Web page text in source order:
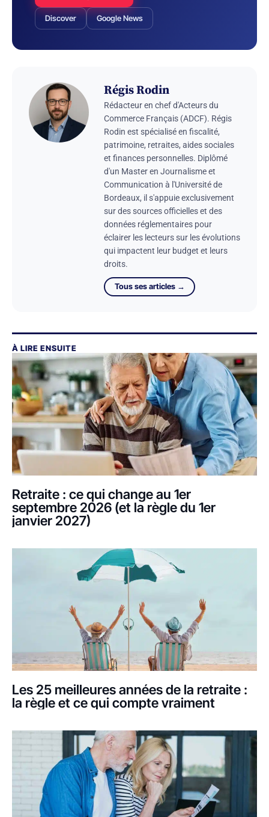
Discover Google News
Régis Rodin
Rédacteur en chef d'Acteurs du
Commerce Français (ADCF). Régis
Rodin est spécialisé en fiscalité,
patrimoine, retraites, aides sociales
et finances personnelles. Diplômé
d'un Master en Journalisme et
Communication à l'Université de
Bordeaux, il s'appuie exclusivement
sur des sources officielles et des
données réglementaires pour
éclairer les lecteurs sur les évolutions
qui impactent leur budget et leurs
droits.
Tous ses articles →
À LIRE ENSUITE
Retraite : ce qui change au 1er
septembre 2026 (et la règle du 1er
janvier 2027)
Les 25 meilleures années de la retraite :
la règle et ce qui compte vraiment